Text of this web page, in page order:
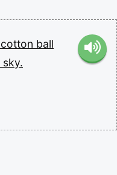
cotton ball
sky.